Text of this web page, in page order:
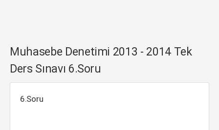
Muhasebe Denetimi 2013 - 2014 Tek
Ders Sınavı 6.Soru
6.Soru